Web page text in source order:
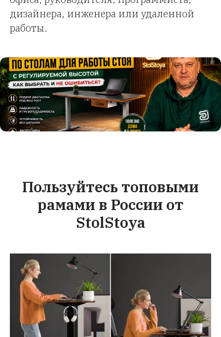
дизайнера, инженера или удаленной
работы.
Пользуйтесь топовыми
рамами в России от
StolStoya